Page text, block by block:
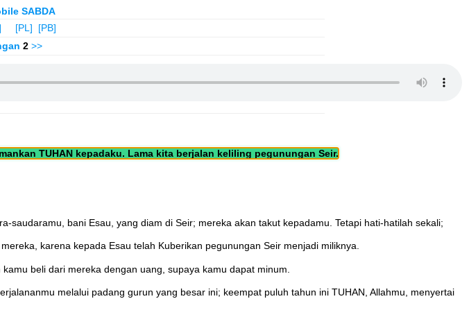
SABDA
[PL]
[PB]
2 >>
TUHAN kepadaku. Lama kita berjalan keliling pegunungan Seir.
bani Esau, yang diam di Seir; mereka akan takut kepadamu. Tetapi hati-hatilah sekali;
karena kepada Esau telah Kuberikan pegunungan Seir menjadi miliknya.
beli dari mereka dengan uang, supaya kamu dapat minum.
melalui padang gurun yang besar ini; keempat puluh tahun ini TUHAN, Allahmu, menyertai